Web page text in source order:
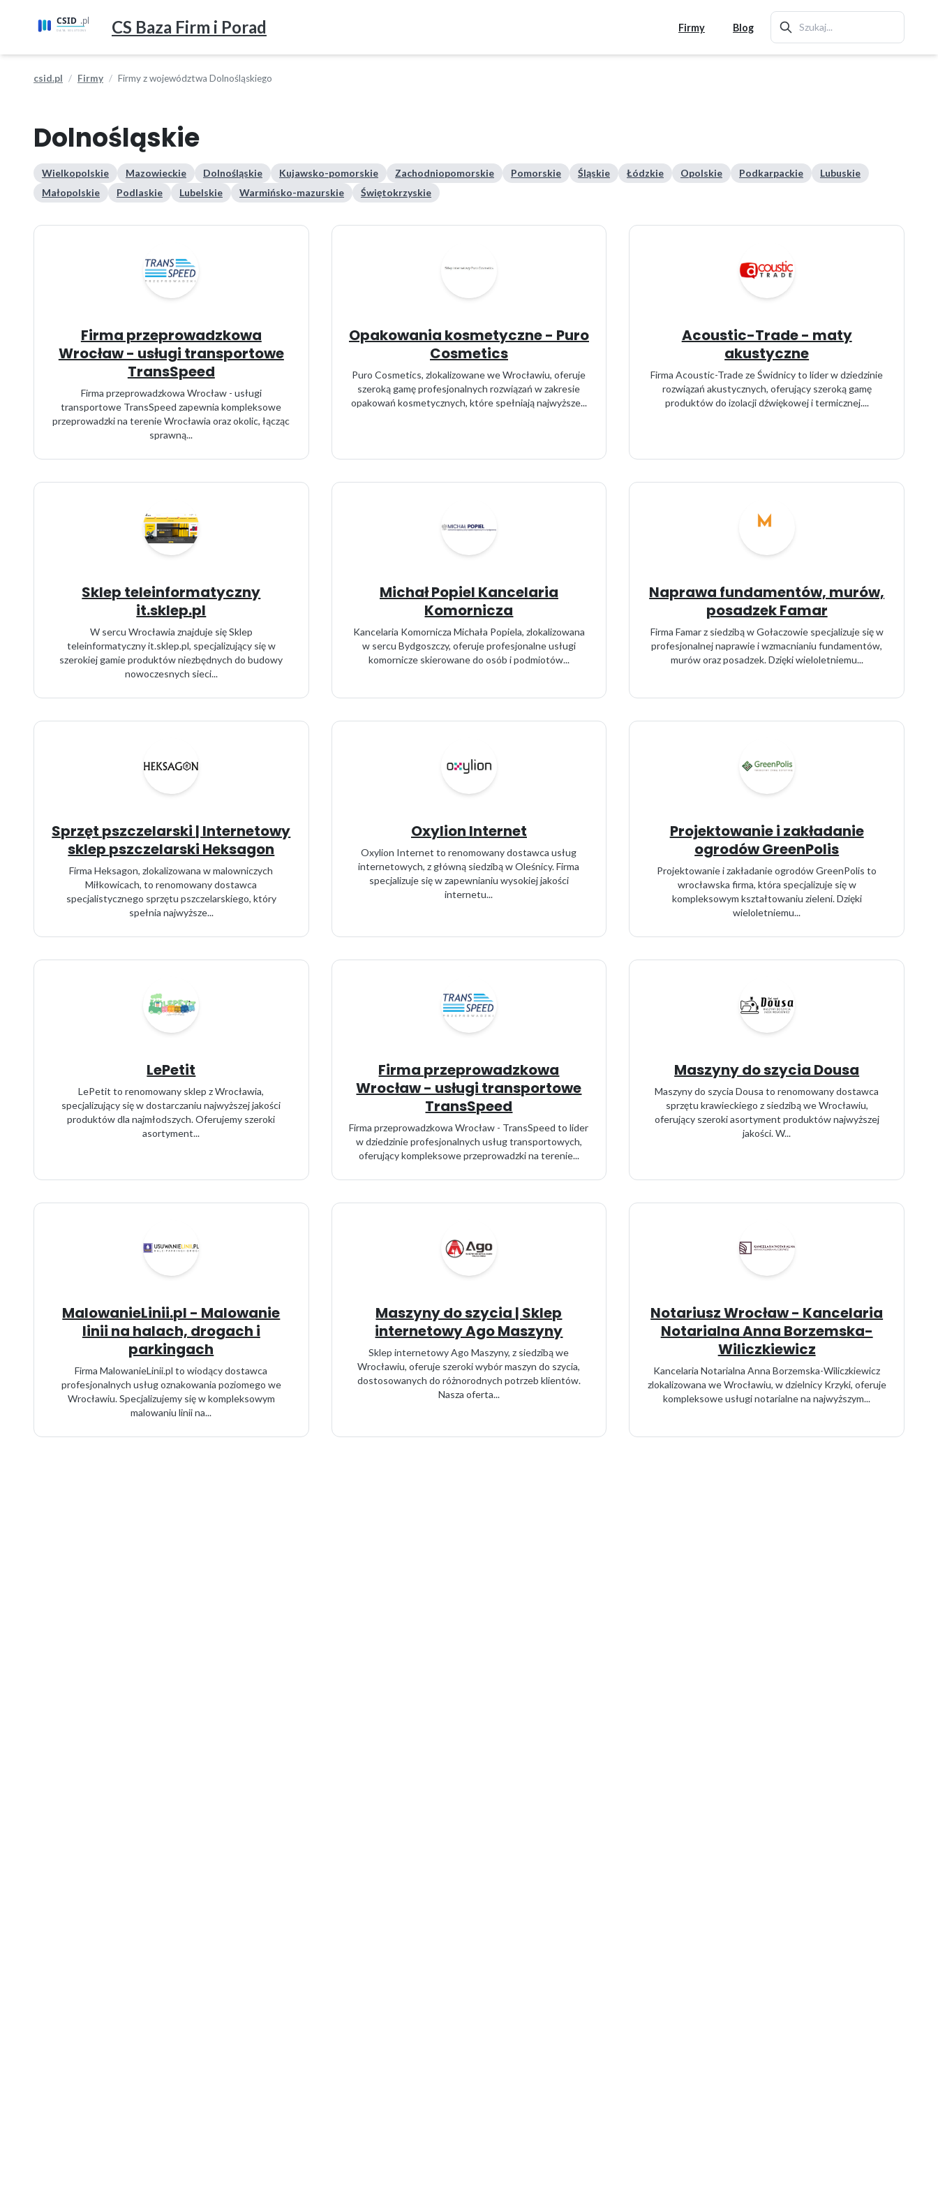
CS Baza Firm i Porad Firmy Blog
csid.pl Firmy Firmy z województwa Dolnośląskiego
Dolnośląskie
Wielkopolskie Mazowieckie Dolnośląskie Kujawsko-pomorskie Zachodniopomorskie Pomorskie Śląskie Łódzkie Opolskie Podkarpackie
Lubuskie
Małopolskie
Podlaskie Lubelskie Warmińsko-mazurskie Świętokrzyskie
Firma przeprowadzkowa
Wrocław - usługi transportowe
TransSpeed
Firma przeprowadzkowa Wrocław - usługi
transportowe TransSpeed zapewnia kompleksowe
przeprowadzki na terenie Wrocławia oraz okolic, łącząc
sprawną...
Opakowania kosmetyczne - Puro
Cosmetics
Puro Cosmetics, zlokalizowane we Wrocławiu, oferuje
szeroką gamę profesjonalnych rozwiązań w zakresie
opakowań kosmetycznych, które spełniają najwyższe...
Acoustic-Trade - maty
akustyczne
Firma Acoustic-Trade ze Świdnicy to lider w dziedzinie
rozwiązań akustycznych, oferujący szeroką gamę
produktów do izolacji dźwiękowej i termicznej....
Sklep teleinformatyczny
it.sklep.pl
W sercu Wrocławia znajduje się Sklep
teleinformatyczny it.sklep.pl, specjalizujący się w
szerokiej gamie produktów niezbędnych do budowy
nowoczesnych sieci...
Michał Popiel Kancelaria
Komornicza
Kancelaria Komornicza Michała Popiela, zlokalizowana
w sercu Bydgoszczy, oferuje profesjonalne usługi
komornicze skierowane do osób i podmiotów...
Naprawa fundamentów, murów,
posadzek Famar
Firma Famar z siedzibą w Gołaczowie specjalizuje się w
profesjonalnej naprawie i wzmacnianiu fundamentów,
murów oraz posadzek. Dzięki wieloletniemu...
Sprzęt pszczelarski | Internetowy
sklep pszczelarski Heksagon
Firma Heksagon, zlokalizowana w malowniczych
Miłkowicach, to renomowany dostawca
specjalistycznego sprzętu pszczelarskiego, który
spełnia najwyższe...
Oxylion Internet
Oxylion Internet to renomowany dostawca usług
internetowych, z główną siedzibą w Oleśnicy. Firma
specjalizuje się w zapewnianiu wysokiej jakości
internetu...
Projektowanie i zakładanie
ogrodów GreenPolis
Projektowanie i zakładanie ogrodów GreenPolis to
wrocławska firma, która specjalizuje się w
kompleksowym kształtowaniu zieleni. Dzięki
wieloletniemu...
LePetit
LePetit to renomowany sklep z Wrocławia,
specjalizujący się w dostarczaniu najwyższej jakości
produktów dla najmłodszych. Oferujemy szeroki
asortyment...
Firma przeprowadzkowa
Wrocław - usługi transportowe
TransSpeed
Firma przeprowadzkowa Wrocław - TransSpeed to lider
w dziedzinie profesjonalnych usług transportowych,
oferujący kompleksowe przeprowadzki na terenie...
Maszyny do szycia Dousa
Maszyny do szycia Dousa to renomowany dostawca
sprzętu krawieckiego z siedzibą we Wrocławiu,
oferujący szeroki asortyment produktów najwyższej
jakości. W...
MalowanieLinii.pl - Malowanie
linii na halach, drogach i
parkingach
Firma MalowanieLinii.pl to wiodący dostawca
profesjonalnych usług oznakowania poziomego we
Wrocławiu. Specjalizujemy się w kompleksowym
malowaniu linii na...
Maszyny do szycia | Sklep
internetowy Ago Maszyny
Sklep internetowy Ago Maszyny, z siedzibą we
Wrocławiu, oferuje szeroki wybór maszyn do szycia,
dostosowanych do różnorodnych potrzeb klientów.
Nasza oferta...
Notariusz Wrocław - Kancelaria
Notarialna Anna Borzemska-
Wiliczkiewicz
Kancelaria Notarialna Anna Borzemska-Wiliczkiewicz
zlokalizowana we Wrocławiu, w dzielnicy Krzyki, oferuje
kompleksowe usługi notarialne na najwyższym...